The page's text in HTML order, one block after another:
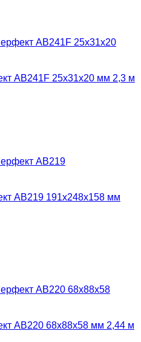
AB241F 25х31х20 мм 2,3 м
AB219 191х248х158 мм
AB220 68х88х58 мм 2,44 м